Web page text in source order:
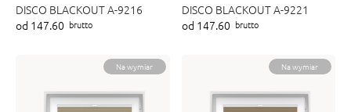
DISCO BLACKOUT A-9216
od 147.60 brutto
DISCO BLACKOUT A-9221
od 147.60 brutto
Na wymiar Na wymiar